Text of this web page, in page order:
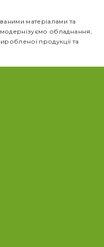
матеріалами та
обладнання,
продукції та